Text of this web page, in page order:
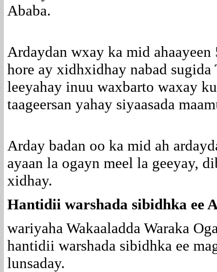
Ababa.
Ardaydan wxay ka mid
hore ay xidhxidhay nabad sugida
leeyahay inuu waxbarto waxay
taageersan yahay siyaasada
Arday badan oo ka mid ah
ayaan la ogayn meel la geeyay,
xidhay.
Hantidii warshada sibidhka ee
wariyaha Wakaaladda Waraka
hantidii warshada sibidhka ee
lunsaday.